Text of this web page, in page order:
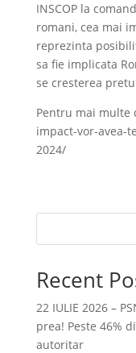
INSCOP la
romani, cea mai
reprezinta
sa fie implicata
se cresterea
Pentru mai multe
impact-vor-avea-
2024/
Recent
22 IULIE 2026 –
prea! Peste 46%
autoritar